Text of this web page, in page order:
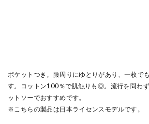
USAコットンを使用した程よい厚みのタフなカ
ポケットつき。腰周りにゆとりがあり、一枚で
す。コットン100％で肌触りも◎。流行を問わ
ットソーでおすすめです。
※こちらの製品は日本ライセンスモデルです。